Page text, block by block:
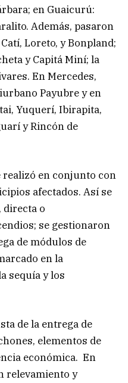
en Guaicurú:
Además, pasaron
Loreto, y Bonpland;
y Capitá Miní; la
En Mercedes,
Payubre y en
Yuquerí, Ibirapita,
y Rincón de
en conjunto con
afectados. Así se
directa o
se gestionaron
de módulos de
en la
sequía y los
de la entrega de
elementos de
económica. En
relevamiento y